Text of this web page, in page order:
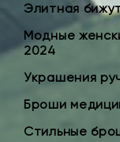
Элитная
Модные
2024
Украшения
Броши
Стильные